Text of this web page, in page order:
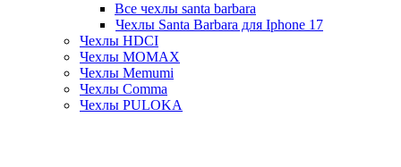
Все чехлы santa barbara
Чехлы Santa Barbara для Iphone 17
Чехлы HDCI
Чехлы MOMAX
Чехлы Memumi
Чехлы Comma
Чехлы PULOKA